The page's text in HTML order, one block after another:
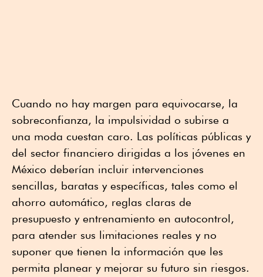
Cuando no hay margen para equivocarse, la
sobreconfianza, la impulsividad o subirse a
una moda cuestan caro. Las políticas públicas y
del sector financiero dirigidas a los jóvenes en
México deberían incluir intervenciones
sencillas, baratas y específicas, tales como el
ahorro automático, reglas claras de
presupuesto y entrenamiento en autocontrol,
para atender sus limitaciones reales y no
suponer que tienen la información que les
permita planear y mejorar su futuro sin riesgos.